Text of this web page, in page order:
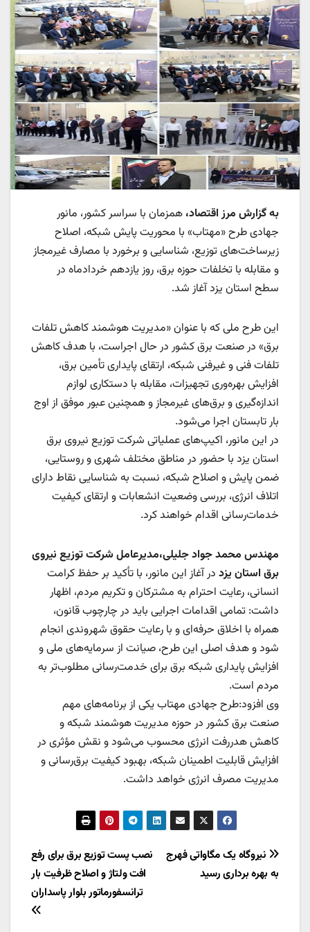
به گزارش مرز اقتصاد، همزمان با سراسر کشور، مانور
جهادی طرح «مهتاب» با محوریت پایش شبکه، اصلاح
زیرساخت‌های توزیع، شناسایی و برخورد با مصارف غیرمجاز
و مقابله با تخلفات حوزه برق، روز یازدهم خردادماه در
سطح استان یزد آغاز شد.
این طرح ملی که با عنوان «مدیریت هوشمند کاهش تلفات
برق» در صنعت برق کشور در حال اجراست، با هدف کاهش
تلفات فنی و غیرفنی شبکه، ارتقای پایداری تأمین برق،
افزایش بهره‌وری تجهیزات، مقابله با دستکاری لوازم
اندازه‌گیری و برق‌های غیرمجاز و همچنین عبور موفق از اوج
بار تابستان اجرا می‌شود.
در این مانور، اکیپ‌های عملیاتی شرکت توزیع نیروی برق
استان یزد با حضور در مناطق مختلف شهری و روستایی،
ضمن پایش و اصلاح شبکه، نسبت به شناسایی نقاط دارای
اتلاف انرژی، بررسی وضعیت انشعابات و ارتقای کیفیت
خدمات‌رسانی اقدام خواهند کرد.
مهندس محمد جواد جلیلی،مدیرعامل شرکت توزیع نیروی
برق استان یزد در آغاز این مانور، با تأکید بر حفظ کرامت
انسانی، رعایت احترام به مشترکان و تکریم مردم، اظهار
داشت: تمامی اقدامات اجرایی باید در چارچوب قانون،
همراه با اخلاق حرفه‌ای و با رعایت حقوق شهروندی انجام
شود و هدف اصلی این طرح، صیانت از سرمایه‌های ملی و
افزایش پایداری شبکه برق برای خدمت‌رسانی مطلوب‌تر به
مردم است.
وی افزود:طرح جهادی مهتاب یکی از برنامه‌های مهم
صنعت برق کشور در حوزه مدیریت هوشمند شبکه و
کاهش هدررفت انرژی محسوب می‌شود و نقش مؤثری در
افزایش قابلیت اطمینان شبکه، بهبود کیفیت برق‌رسانی و
مدیریت مصرف انرژی خواهد داشت.
راهبری
نوشته
نصب پست توزیع برق برای رفع
افت ولتاژ و اصلاح ظرفیت بار
ترانسفورماتور بلوار پاسداران
نیروگاه یک مگاواتی فهرج
به بهره برداری رسید